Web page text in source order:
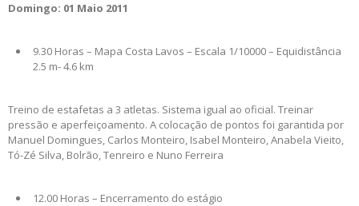
Domingo: 01 Maio 2011
9.30 Horas – Mapa Costa Lavos – Escala 1/10000 – Equidistância
2.5 m- 4.6 km
Treino de estafetas a 3 atletas. Sistema igual ao oficial. Treinar
pressão e aperfeiçoamento. A colocação de pontos foi garantida por
Manuel Domingues, Carlos Monteiro, Isabel Monteiro, Anabela Vieito,
Tó-Zé Silva, Bolrão, Tenreiro e Nuno Ferreira
12.00 Horas – Encerramento do estágio